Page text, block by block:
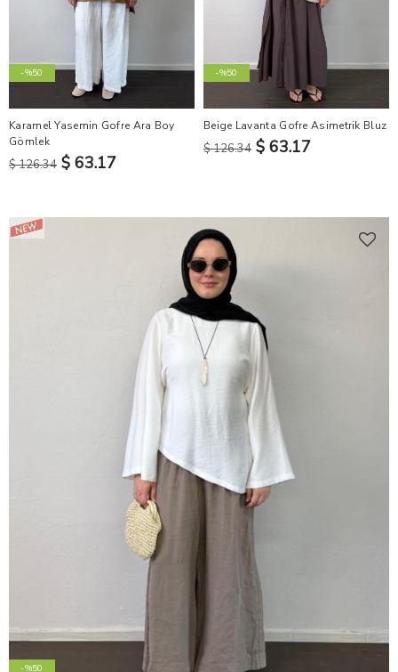
-%50
Karamel Yasemin Gofre Ara Boy
Gömlek
$ 126.34 $ 63.17
-%50
Beige Lavanta Gofre Asimetrik Bluz
$ 126.34 $ 63.17
-%50